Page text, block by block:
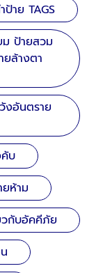
ป้าย TAGS
ม ป้ายสวม
ล้างตา
งอันตราย
บ
ห้าม
กับอัคคีภัย